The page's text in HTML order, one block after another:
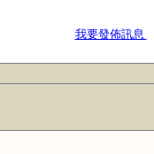
我要發佈訊息